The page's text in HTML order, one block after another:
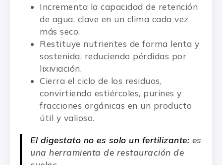
Incrementa la capacidad de retención
de agua, clave en un clima cada vez
más seco.
Restituye nutrientes de forma lenta y
sostenida, reduciendo pérdidas por
lixiviación.
Cierra el ciclo de los residuos,
convirtiendo estiércoles, purines y
fracciones orgánicas en un producto
útil y valioso.
El digestato no es solo un fertilizante: es
una herramienta de restauración de